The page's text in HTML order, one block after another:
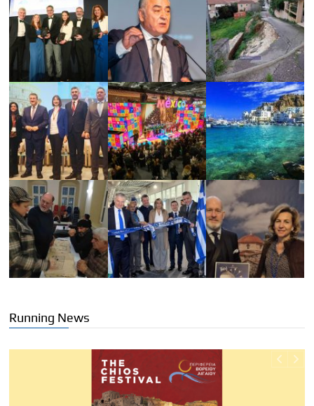
Running News